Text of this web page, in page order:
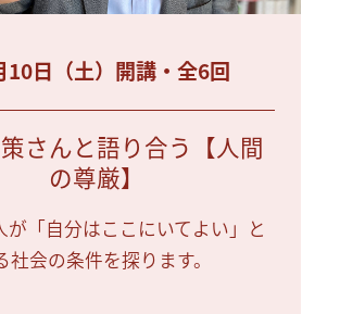
10日（土）開講・全6回
さんと語り合う【人間
の尊厳】
が「自分はここにいてよい」と
社会の条件を探ります。